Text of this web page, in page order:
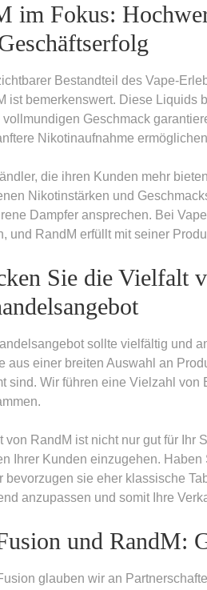
im Fokus:
Bestandteil des Vape-
ist bemerkenswert. Diese Liquids
vollmundigen Geschmack
Nikotinaufnahme
die ihren Kunden mehr
Nikotinstärken und
Dampfer ansprechen. Bei
und RandM erfüllt mit seiner
Sie die Vielfalt
sollte vielfältig und
aus einer breiten Auswahl an
sind. Wir führen eine Vielzahl
von RandM ist nicht nur gut für Ihr
Ihrer Kunden einzugehen.
bevorzugen sie eher klassische
anzupassen und somit Ihre
und RandM:
glauben wir an